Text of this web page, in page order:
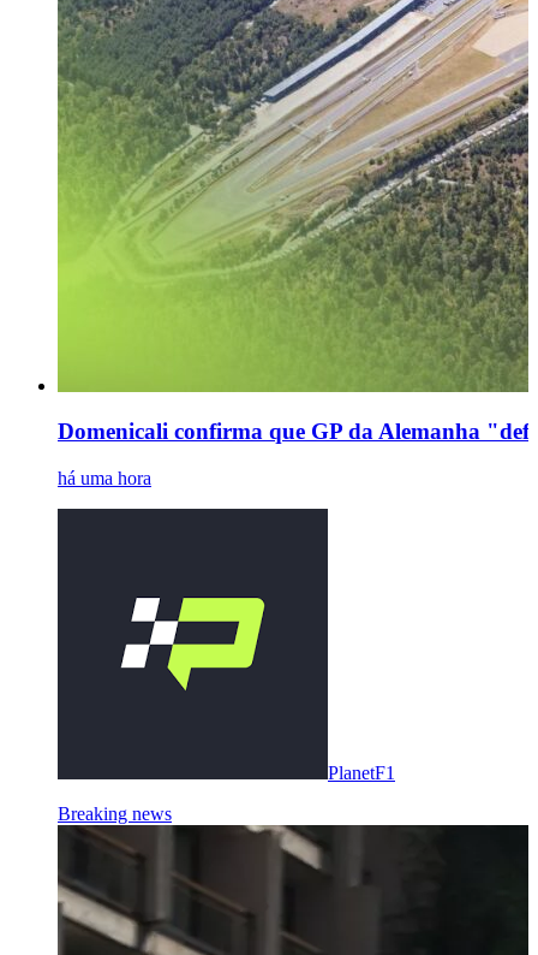
Domenicali confirma que GP da Alemanha
há uma hora
PlanetF1
Breaking news